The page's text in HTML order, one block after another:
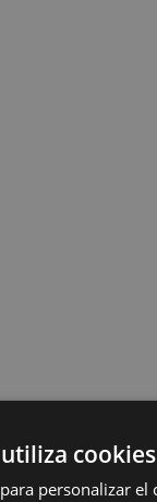
cookies
personalizar